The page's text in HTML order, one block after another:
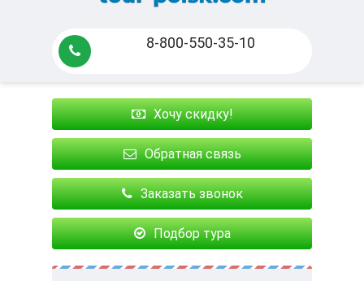
8-800-550-35-10
Хочу скидку!
Обратная связь
Заказать звонок
Подбор тура